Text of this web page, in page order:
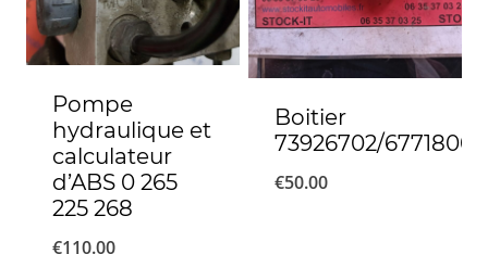
Pompe
hydraulique et
calculateur
d’ABS 0 265
225 268
€110.00
Boitier
73926702/67718001
€50.00